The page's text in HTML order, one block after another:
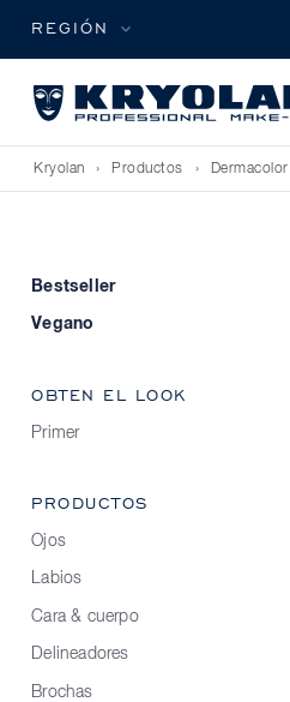
REGIÓN
Kryolan › Productos › Dermacolor
Bestseller
Vegano
OBTEN EL LOOK
Primer
PRODUCTOS
Ojos
Labios
Cara & cuerpo
Delineadores
Brochas